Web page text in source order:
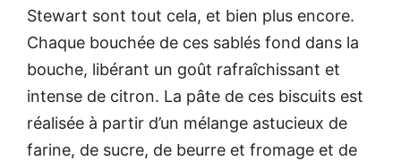
Stewart sont tout cela, et bien plus encore.
Chaque bouchée de ces sablés fond dans la
bouche, libérant un goût rafraîchissant et
intense de citron. La pâte de ces biscuits est
réalisée à partir d’un mélange astucieux de
farine, de sucre, de beurre et fromage et de